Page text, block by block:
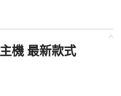
機 最新款式